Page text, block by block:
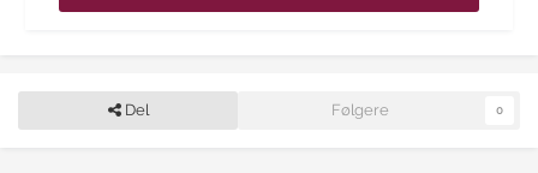
Del Følgere 0